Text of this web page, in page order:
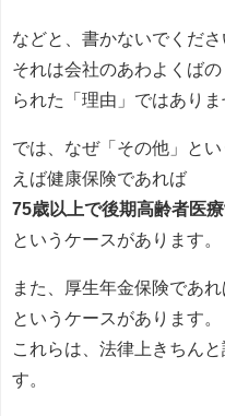
などと、書かないでくださ
それは会社のあわよくば
られた「理由」ではありま
では、なぜ「その他」と
えば健康保険であれば
75歳以上で後期高齢者医
というケースがあります。
また、厚生年金保険であれ
というケースがあります。
これらは、法律上きちん
す。